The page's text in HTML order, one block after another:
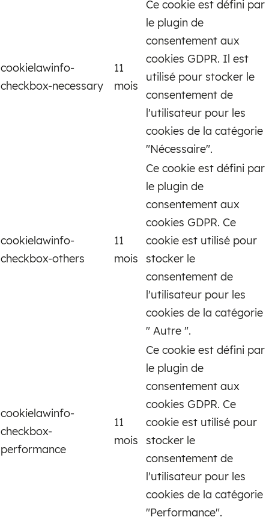
cookielawinfo-
checkbox-necessary
11
mois
Ce cookie est défini par
le plugin de
consentement aux
cookies GDPR. Il est
utilisé pour stocker le
consentement de
l'utilisateur pour les
cookies de la catégorie
"Nécessaire".
cookielawinfo-
checkbox-others
11
mois
Ce cookie est défini par
le plugin de
consentement aux
cookies GDPR. Ce
cookie est utilisé pour
stocker le
consentement de
l'utilisateur pour les
cookies de la catégorie
" Autre ".
cookielawinfo-
checkbox-
performance
11
mois
Ce cookie est défini par
le plugin de
consentement aux
cookies GDPR. Ce
cookie est utilisé pour
stocker le
consentement de
l'utilisateur pour les
cookies de la catégorie
"Performance".